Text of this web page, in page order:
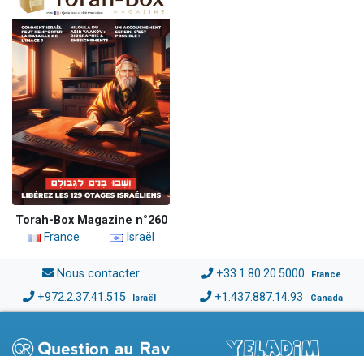
Torah-Box Magazine n°260
France
Israël
Nous contacter +33.1.80.20.5000 France
+972.2.37.41.515 Israël +1.437.887.14.93 Canada